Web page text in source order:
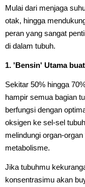
Mulai dari menjaga
otak, hingga
peran yang sangat
di dalam tubuh.
1. 'Bensin' Utama
Sekitar 50% hingga
hampir semua bagian
berfungsi dengan
oksigen ke sel-sel
melindungi organ-
metabolisme.
Jika tubuhmu
konsentrasimu akan